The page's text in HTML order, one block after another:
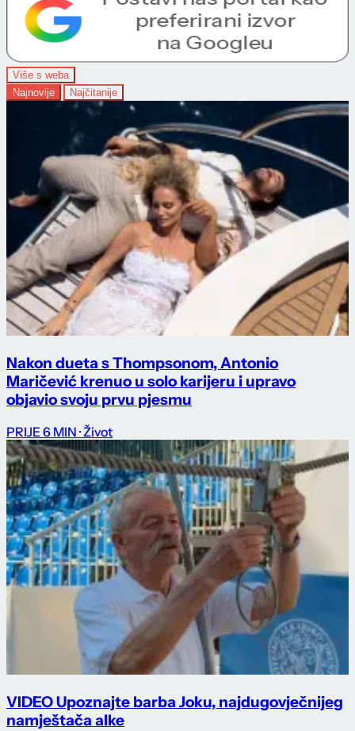
Više s weba
Najnovije
Najčitanije
Nakon dueta s Thompsonom, Antonio
Maričević krenuo u solo karijeru i upravo
objavio svoju prvu pjesmu
PRIJE 6 MIN · Život
VIDEO Upoznajte barba Joku, najdugovječnijeg
namještača alke